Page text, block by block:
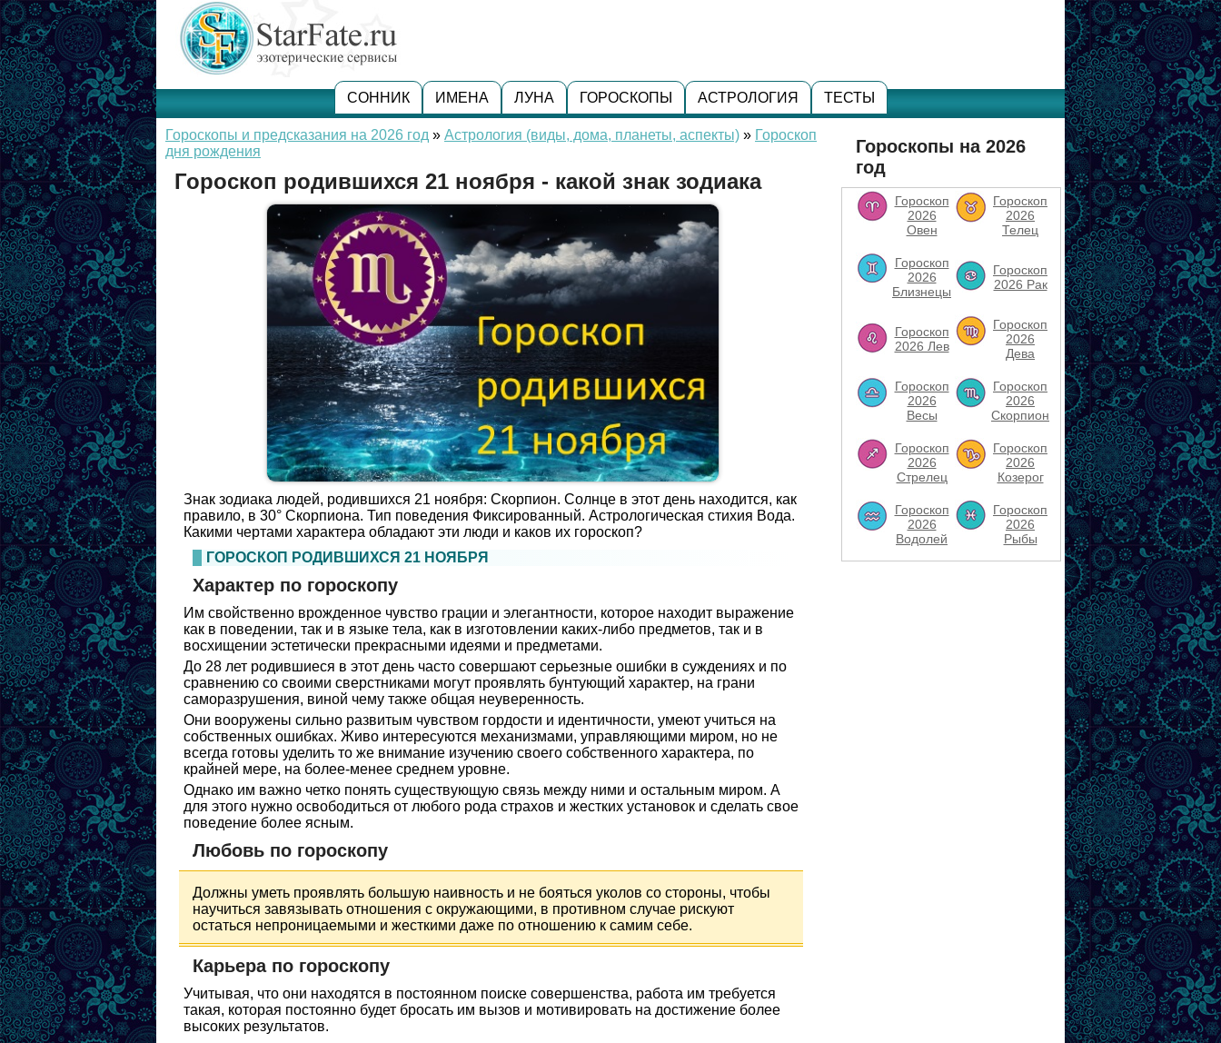
СОННИК ИМЕНА ЛУНА ГОРОСКОПЫ АСТРОЛОГИЯ ТЕСТЫ
Гороскопы и предсказания на 2026 год » Астрология (виды, дома, планеты, аспекты) » Гороскоп
дня рождения
Гороскоп родившихся 21 ноября - какой знак зодиака
Знак зодиака людей, родившихся 21 ноября: Скорпион. Солнце в этот день находится, как
правило, в 30° Скорпиона. Тип поведения Фиксированный. Астрологическая стихия Вода.
Какими чертами характера обладают эти люди и каков их гороскоп?
ГОРОСКОП РОДИВШИХСЯ 21 НОЯБРЯ
Характер по гороскопу
Им свойственно врожденное чувство грации и элегантности, которое находит выражение
как в поведении, так и в языке тела, как в изготовлении каких-либо предметов, так и в
восхищении эстетически прекрасными идеями и предметами.
До 28 лет родившиеся в этот день часто совершают серьезные ошибки в суждениях и по
сравнению со своими сверстниками могут проявлять бунтующий характер, на грани
саморазрушения, виной чему также общая неуверенность.
Они вооружены сильно развитым чувством гордости и идентичности, умеют учиться на
собственных ошибках. Живо интересуются механизмами, управляющими миром, но не
всегда готовы уделить то же внимание изучению своего собственного характера, по
крайней мере, на более-менее среднем уровне.
Однако им важно четко понять существующую связь между ними и остальным миром. А
для этого нужно освободиться от любого рода страхов и жестких установок и сделать свое
поведение более ясным.
Любовь по гороскопу
Должны уметь проявлять большую наивность и не бояться уколов со стороны, чтобы
научиться завязывать отношения с окружающими, в противном случае рискуют
остаться непроницаемыми и жесткими даже по отношению к самим себе.
Карьера по гороскопу
Учитывая, что они находятся в постоянном поиске совершенства, работа им требуется
такая, которая постоянно будет бросать им вызов и мотивировать на достижение более
высоких результатов.
Гороскопы на 2026
год
Гороскоп
2026
Овен
Гороскоп
2026
Телец
Гороскоп
2026
Близнецы
Гороскоп
2026 Рак
Гороскоп
2026 Лев
Гороскоп
2026
Дева
Гороскоп
2026
Весы
Гороскоп
2026
Скорпион
Гороскоп
2026
Стрелец
Гороскоп
2026
Козерог
Гороскоп
2026
Водолей
Гороскоп
2026
Рыбы